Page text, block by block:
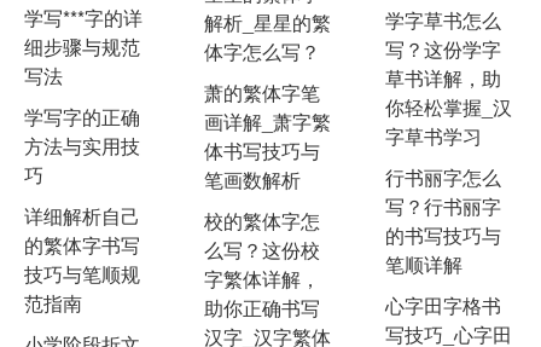
学写***字的详
细步骤与规范
写法
学写字的正确
方法与实用技
巧
详细解析自己
的繁体字书写
技巧与笔顺规
范指南
解析_星星的繁
体字怎么写？
萧的繁体字笔
画详解_萧字繁
体书写技巧与
笔画数解析
校的繁体字怎
么写？这份校
字繁体详解，
助你正确书写
汉字_汉字繁体
学字草书怎么
写？这份学字
草书详解，助
你轻松掌握_汉
字草书学习
行书丽字怎么
写？行书丽字
的书写技巧与
笔顺详解
心字田字格书
写技巧_心字田